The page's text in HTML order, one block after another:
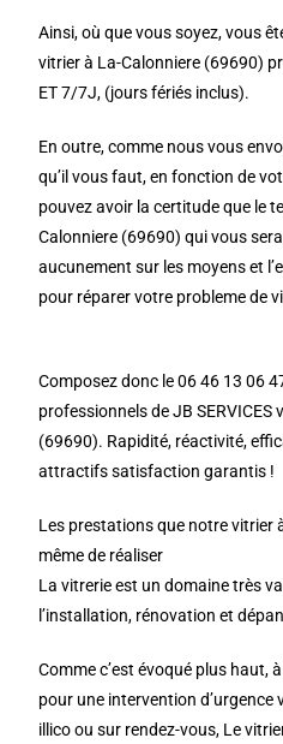
Ainsi, où que vous soyez, vous
vitrier à La-Calonniere (69690)
ET 7/7J, (jours fériés inclus).
En outre, comme nous vous
qu’il vous faut, en fonction de
pouvez avoir la certitude que le
Calonniere (69690) qui vous
aucunement sur les moyens et
pour réparer votre probleme de
Composez donc le 06 46 13 06
professionnels de JB SERVICES
(69690). Rapidité, réactivité,
attractifs satisfaction garantis !
Les prestations que notre vitrier
même de réaliser
La vitrerie est un domaine très
l’installation, rénovation et
Comme c’est évoqué plus haut,
pour une intervention d’urgence
illico ou sur rendez-vous, Le